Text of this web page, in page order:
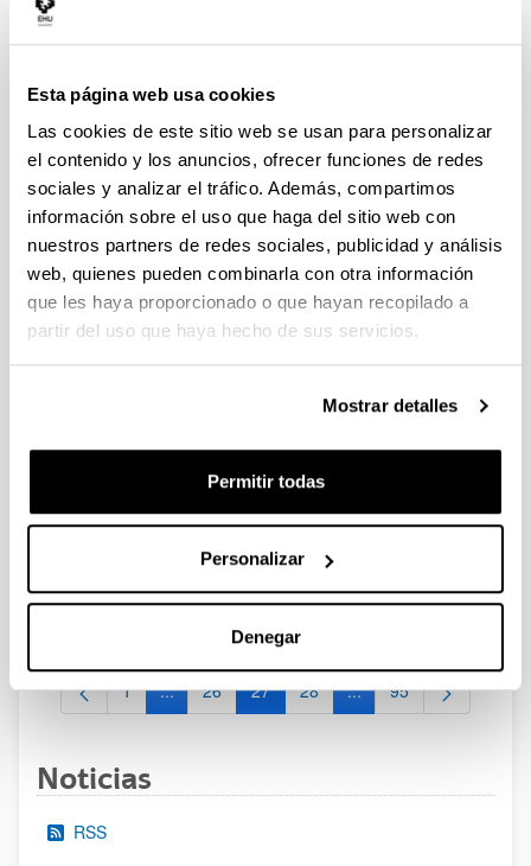
Esta página web usa cookies
Las cookies de este sitio web se usan para personalizar
el contenido y los anuncios, ofrecer funciones de redes
sociales y analizar el tráfico. Además, compartimos
información sobre el uso que haga del sitio web con
nuestros partners de redes sociales, publicidad y análisis
web, quienes pueden combinarla con otra información
que les haya proporcionado o que hayan recopilado a
partir del uso que haya hecho de sus servicios.
Mostrar detalles
Permitir todas
Personalizar
Denegar
investigador y personal tecnólogo en el ámbito científico-
alimentario
Plazo de presentación cerrado: 01/06/2024 - 01/07/2024
Se ha publicado la convocatoria
Proyectos de I+D+i en líneas estratégicas - Transmisiones
2024
Los/las interesados/as de la UPV/EHU dispondrán de plazo
hasta el 3 de junio de 2024 para comunicar su intención de
participar en la convocatoria en la dirección e-mail
Plazo de presentación cerrado: 15/05/2024 - 14/06/2024
17/05/2024 - Se han publicado las instrucciones internas para
la convocatoria de ayudas a proyectos de investigación y
desarrollo en salud del Gobierno Vasco, correspondiente al
año 2024. Plazo de presentación de solicitudes: del 15 de
mayo al 14 de junio de 2024
Página
1 ...Páginas intermedias Use TAB para desplazarse.
Página
26 Página
27 Página
28 ...Páginas intermedias
Página
95
Noticias
RSS